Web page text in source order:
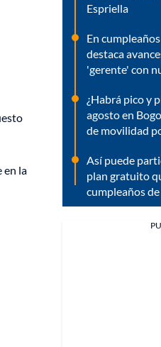
en la
Espriella
En
destaca
'gerente' con
¿Habrá pico y
agosto en
de movilidad
Así puede
plan gratuito
cumpleaños